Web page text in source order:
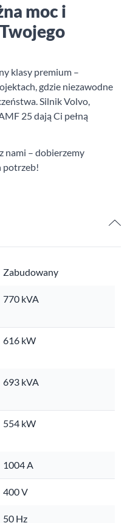
moc i
klasy premium –
gdzie niezawodne
Silnik Volvo,
25 dają Ci pełną
nami – dobierzemy
potrzeb!
Zabudowany
770 kVA
616 kW
693 kVA
554 kW
1004 A
400 V
50 Hz